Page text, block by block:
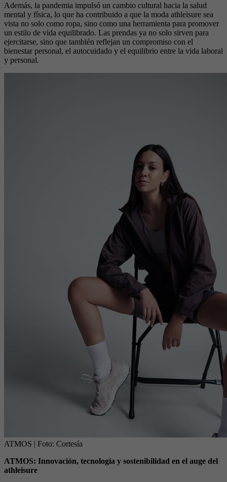
Además, la pandemia impulsó un cambio cultural hacia la salud
mental y física, lo que ha contribuido a que la moda athleisure sea
vista no solo como ropa, sino como una herramienta para promover
un estilo de vida equilibrado. Las prendas ya no solo sirven para
ejercitarse, sino que también reflejan un compromiso con el
bienestar personal, el autocuidado y el equilibrio entre la vida laboral
y personal.
ATMOS | Foto: Cortesía
ATMOS: Innovación, tecnología y sostenibilidad en el auge del
athleisure